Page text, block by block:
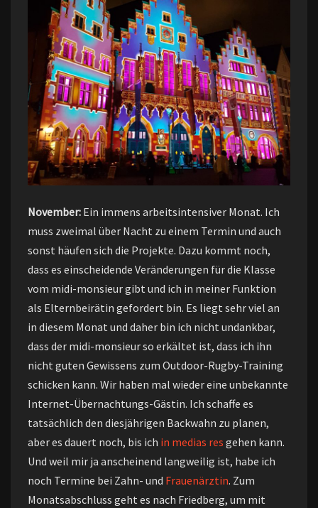
November: Ein immens arbeitsintensiver Monat. Ich
muss zweimal über Nacht zu einem Termin und auch
sonst häufen sich die Projekte. Dazu kommt noch,
dass es einscheidende Veränderungen für die Klasse
vom midi-monsieur gibt und ich in meiner Funktion
als Elternbeirätin gefordert bin. Es liegt sehr viel an
in diesem Monat und daher bin ich nicht undankbar,
dass der midi-monsieur so erkältet ist, dass ich ihn
nicht guten Gewissens zum Outdoor-Rugby-Training
schicken kann. Wir haben mal wieder eine unbekannte
Internet-Übernachtungs-Gästin. Ich schaffe es
tatsächlich den diesjährigen Backwahn zu planen,
aber es dauert noch, bis ich in medias res gehen kann.
Und weil mir ja anscheinend langweilig ist, habe ich
noch Termine bei Zahn- und Frauenärztin. Zum
Monatsabschluss geht es nach Friedberg, um mit